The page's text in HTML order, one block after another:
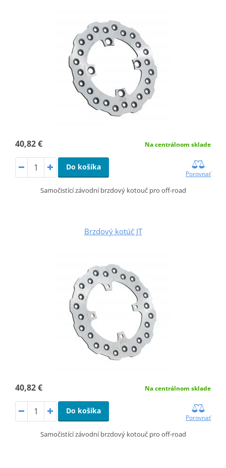
40,82 € Na centrálnom sklade
Do košíka
Porovnať
Samočistící závodní brzdový kotouč pro off-road
Brzdový kotúč JT
40,82 € Na centrálnom sklade
Do košíka
Porovnať
Samočistící závodní brzdový kotouč pro off-road